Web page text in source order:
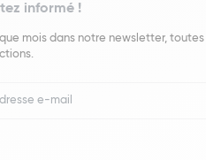
informé !
mois dans notre newsletter,